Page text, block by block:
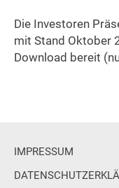
Die Investoren
mit Stand Oktober
Download bereit
IMPRESSUM